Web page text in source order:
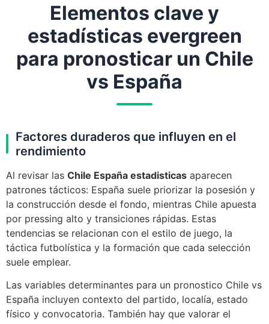
Elementos clave y
estadísticas evergreen
para pronosticar un Chile
vs España
Factores duraderos que influyen en el
rendimiento
Al revisar las Chile España estadisticas aparecen
patrones tácticos: España suele priorizar la posesión y
la construcción desde el fondo, mientras Chile apuesta
por pressing alto y transiciones rápidas. Estas
tendencias se relacionan con el estilo de juego, la
táctica futbolística y la formación que cada selección
suele emplear.
Las variables determinantes para un pronostico Chile vs
España incluyen contexto del partido, localía, estado
físico y convocatoria. También hay que valorar el